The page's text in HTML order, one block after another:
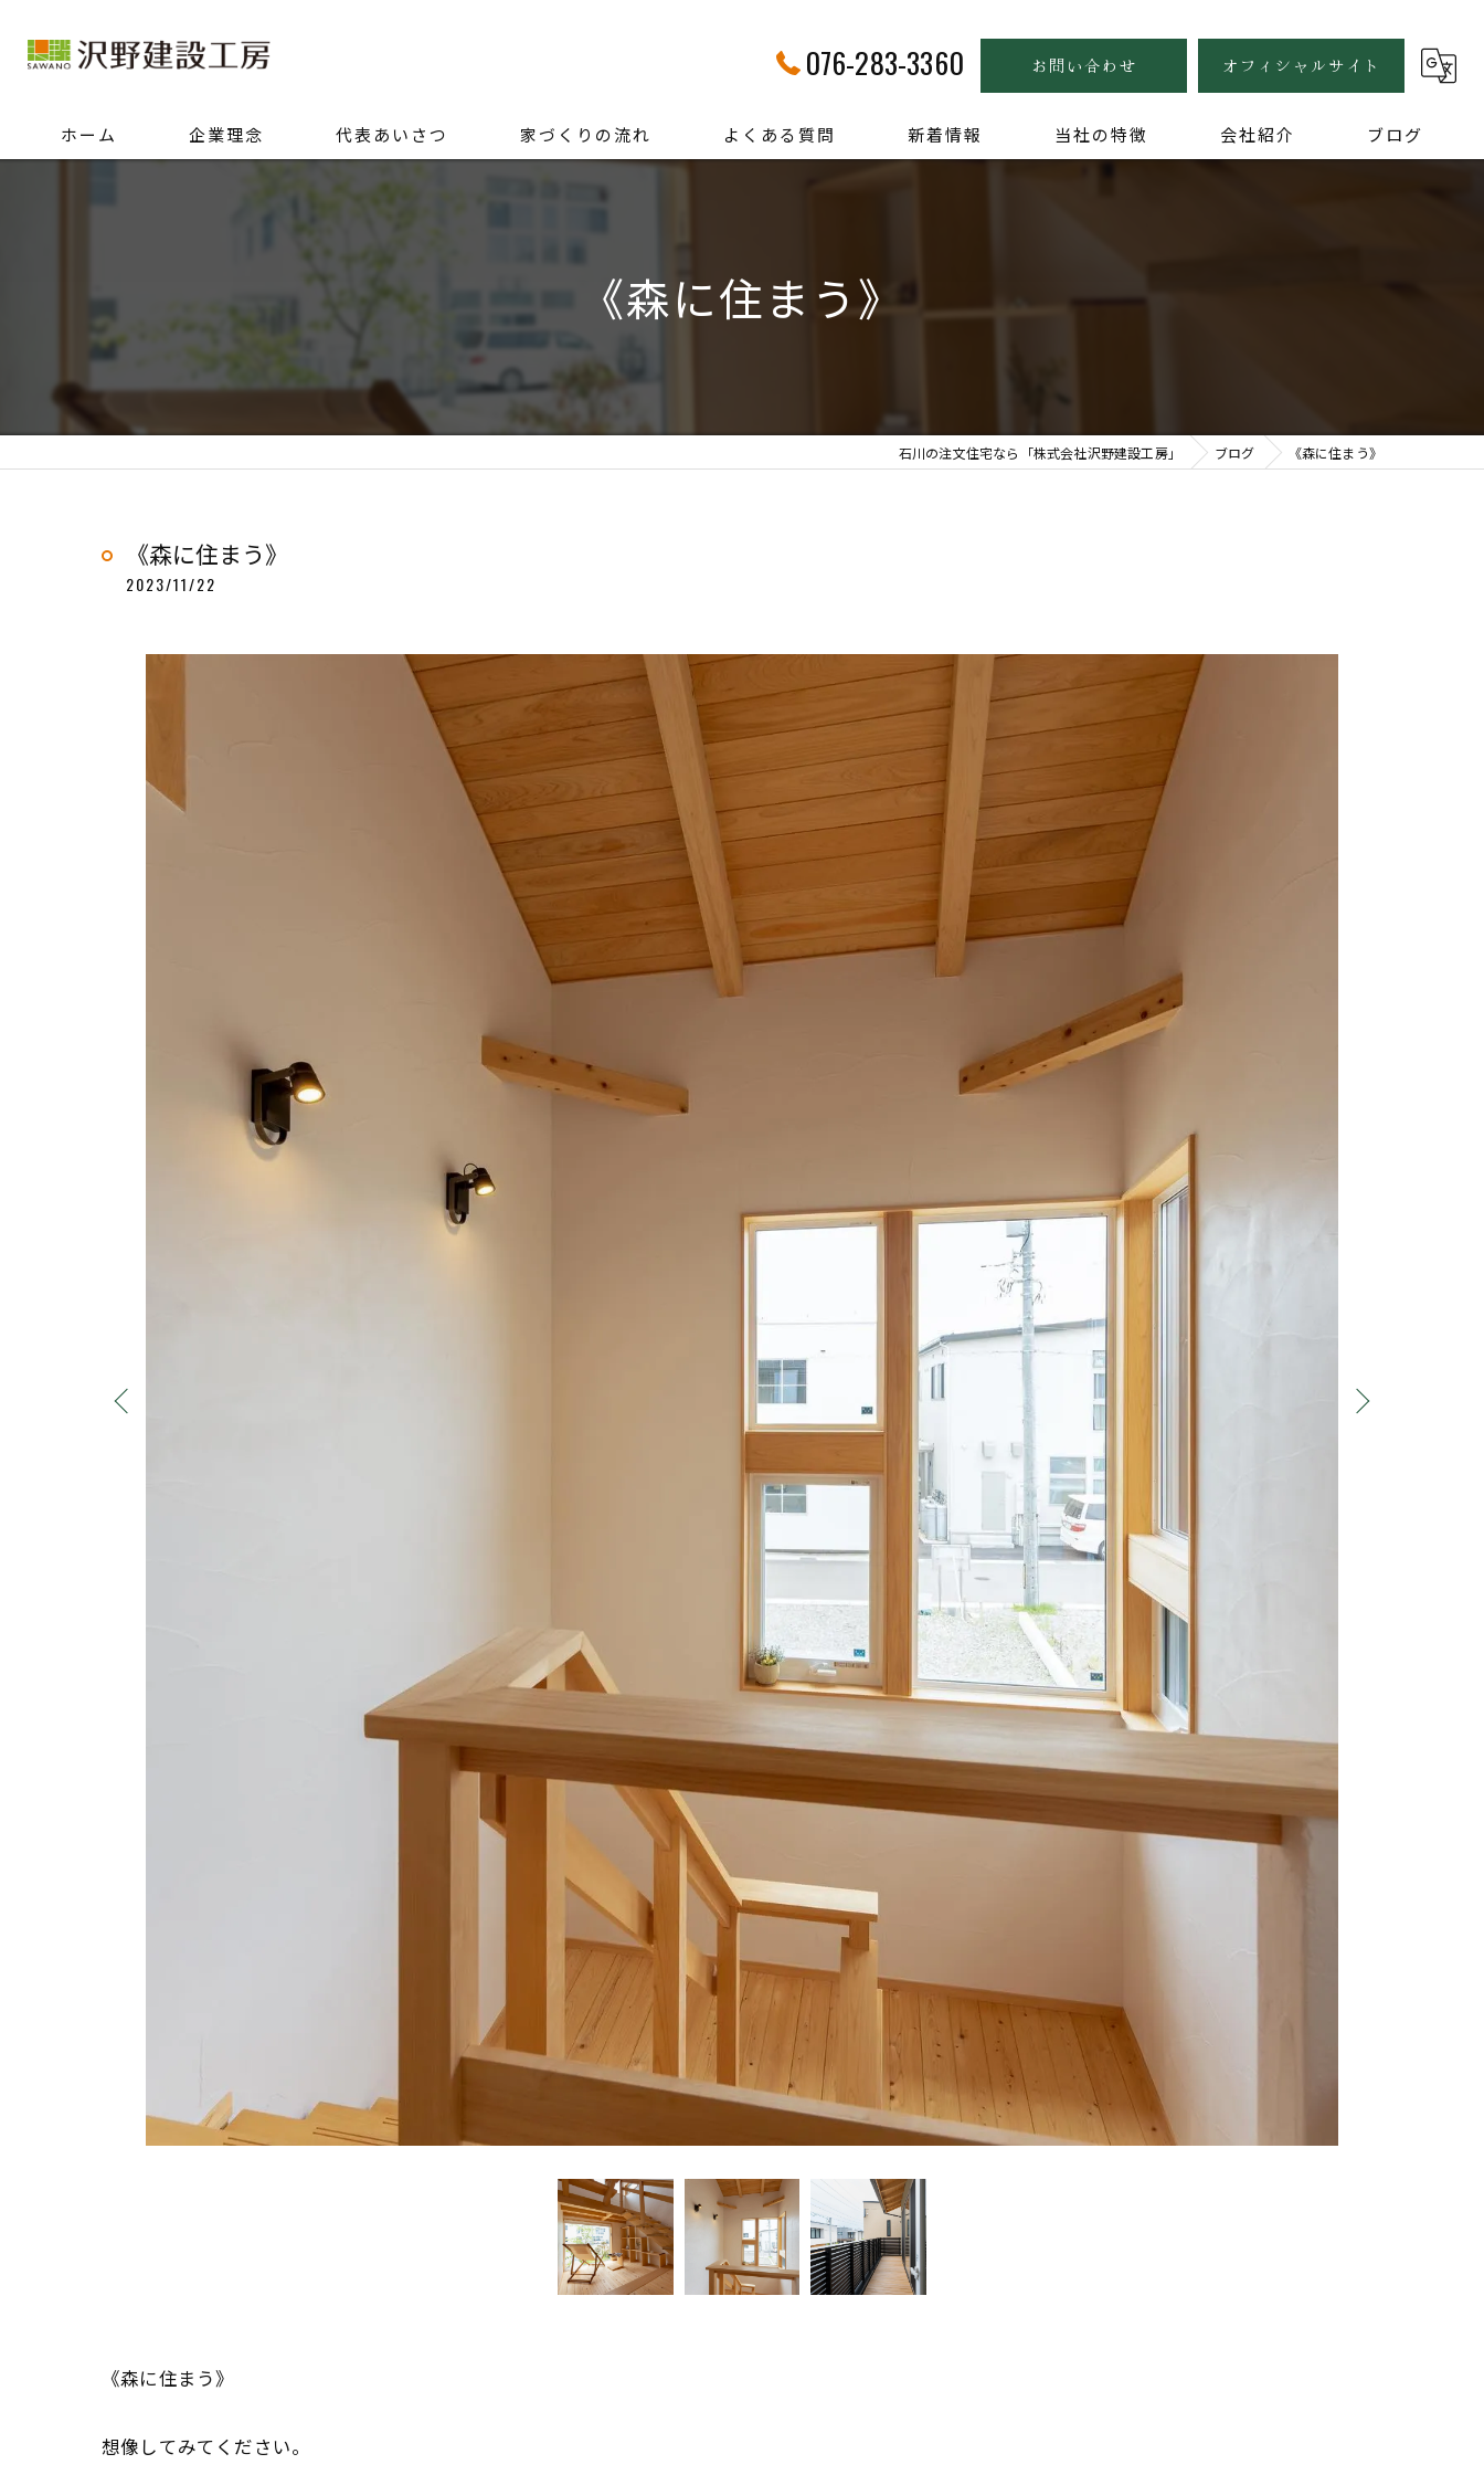
076-283-3360 お問い合わせ オフィシャルサイト
ホーム 企業理念 代表あいさつ 家づくりの流れ よくある質問 新着情報 当社の特徴 会社紹介 ブログ
《森に住まう》
石川の注文住宅なら「株式会社沢野建設工房」 ブログ 《森に住まう》
《森に住まう》
2023/11/22
《森に住まう》
想像してみてください。